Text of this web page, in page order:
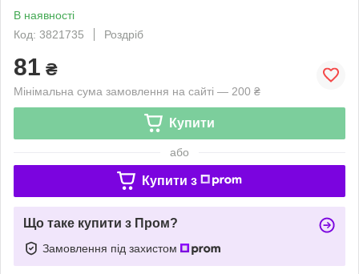
В наявності
Код: 3821735
Роздріб
81 ₴
Мінімальна сума замовлення на сайті — 200 ₴
Купити
або
Купити з
Що таке купити з Пром?
Замовлення під захистом